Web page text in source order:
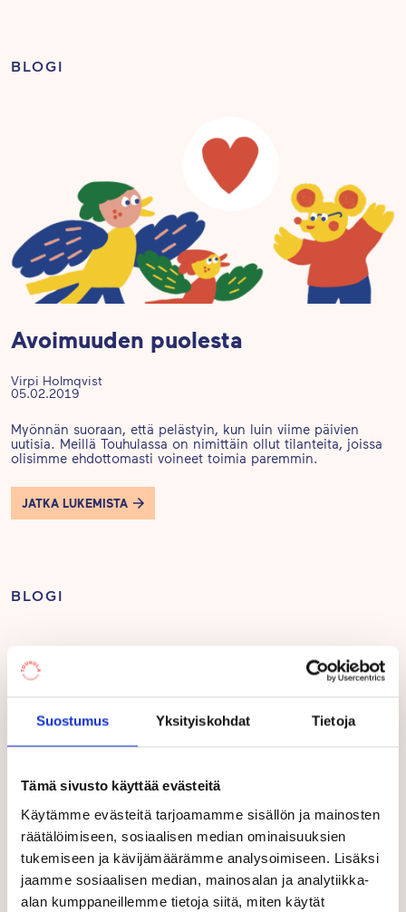
Suostumus Yksityiskohdat Tietoja
Tämä sivusto käyttää evästeitä
Käytämme evästeitä tarjoamamme sisällön ja mainosten
räätälöimiseen, sosiaalisen median ominaisuuksien
tukemiseen ja kävijämäärämme analysoimiseen. Lisäksi
jaamme sosiaalisen median, mainosalan ja analytiikka-
alan kumppaneillemme tietoja siitä, miten käytät
BLOGI
Avoimuuden puolesta
Virpi Holmqvist
05.02.2019
Myönnän suoraan, että pelästyin, kun luin viime päivien
uutisia. Meillä Touhulassa on nimittäin ollut tilanteita, joissa
olisimme ehdottomasti voineet toimia paremmin.
JATKA LUKEMISTA
BLOGI
Yhteinen päämäärä, ainutlaatuinen
toteutus